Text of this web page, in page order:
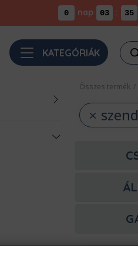
0 nap 03 : 35
KATEGÓRIÁK
Összes termék /